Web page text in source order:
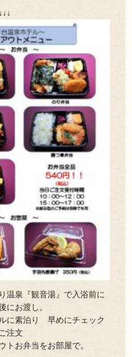
泉『観音湯』で入浴前に
お渡し。
に素泊り 早めにチェック
注文
トお弁当をお部屋で。